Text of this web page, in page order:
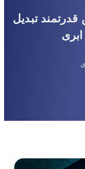
تبدیل